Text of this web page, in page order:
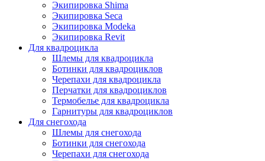
Экипировка Shima
Экипировка Seca
Экипировка Modeka
Экипировка Revit
Для квадроцикла
Шлемы для квадроцикла
Ботинки для квадроциклов
Черепахи для квадроцикла
Перчатки для квадроциклов
Термобелье для квадроцикла
Гарнитуры для квадроциклов
Для снегохода
Шлемы для снегохода
Ботинки для снегохода
Черепахи для снегохода